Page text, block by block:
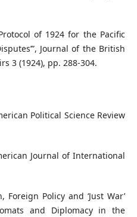
of 1924 for the Pacific
Journal of the British
3 (1924), pp. 288-304.
Political Science Review
Journal of International
Foreign Policy and ‘Just War’
and Diplomacy in the